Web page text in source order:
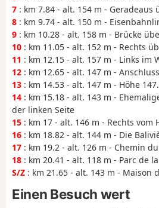
7 : km 7.84 - alt. 154 m - Geradeaus
8 : km 9.74 - alt. 150 m -
9 : km 10.28 - alt. 158 m - Brücke
10 : km 11.05 - alt. 152 m - Rechts
11 : km 12.15 - alt. 157 m - Links im
12 : km 12.65 - alt. 147 m -
13 : km 14.53 - alt. 147 m - Höhe
14 : km 15.18 - alt. 143 m -
der linken Seite
15 : km 17 - alt. 146 m - Rechts vom
16 : km 18.82 - alt. 144 m - Die
17 : km 19.2 - alt. 126 m - Chemin
18 : km 20.41 - alt. 118 m - Parc de
S/Z : km 21.65 - alt. 143 m - Maison
Einen Besuch wert